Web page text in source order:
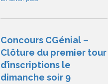
Concours CGénial –
Clôture du premier tour
d’inscriptions le
dimanche soir 9